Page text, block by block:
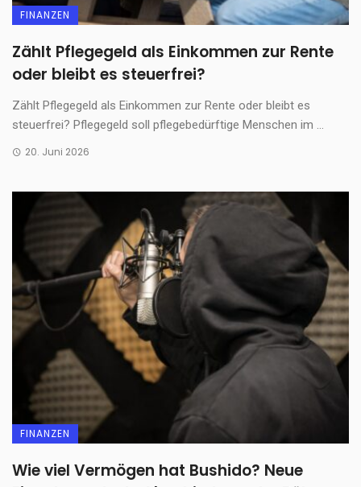
FINANZEN
Zählt Pflegegeld als Einkommen zur Rente
oder bleibt es steuerfrei?
Zählt Pflegegeld als Einkommen zur Rente oder bleibt es
steuerfrei? Pflegegeld soll pflegebedürftige Menschen im ...
20. Juni 2026
FINANZEN
Wie viel Vermögen hat Bushido? Neue